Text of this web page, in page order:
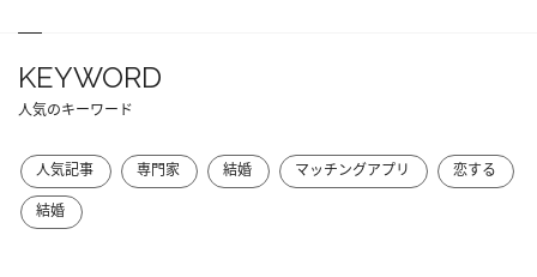
KEYWORD
人気のキーワード
人気記事 専門家 結婚 マッチングアプリ
恋する
結婚